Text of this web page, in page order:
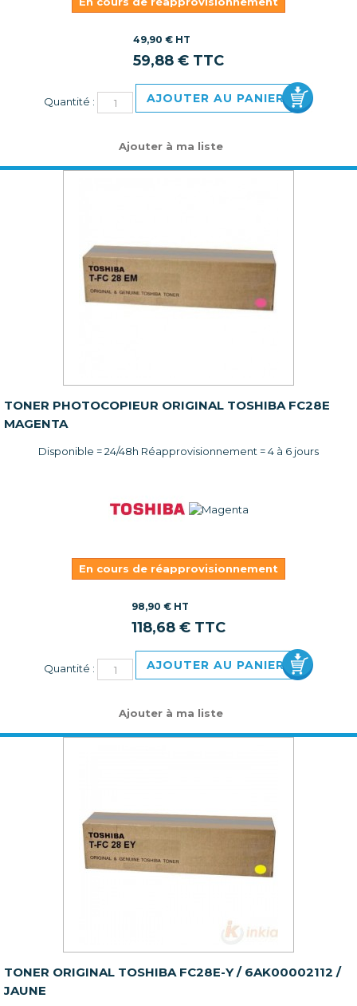
49,90 € HT
59,88 € TTC
Quantité : AJOUTER AU PANIER
Ajouter à ma liste
TONER PHOTOCOPIEUR ORIGINAL TOSHIBA FC28E
MAGENTA
Disponible = 24/48h Réapprovisionnement = 4 à 6 jours
En cours de réapprovisionnement
98,90 € HT
118,68 € TTC
Quantité : AJOUTER AU PANIER
Ajouter à ma liste
TONER ORIGINAL TOSHIBA FC28E-Y / 6AK00002112 /
JAUNE